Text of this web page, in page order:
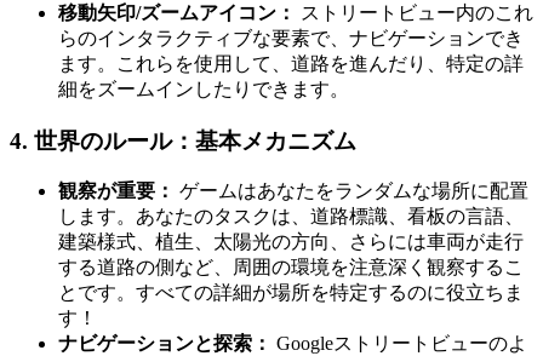
移動矢印/ズームアイコン：
ストリートビュー内のこれ
らのインタラクティブな要素で、ナビゲーションでき
ます。これらを使用して、道路を進んだり、特定の詳
細をズームインしたりできます。
4. 世界のルール：基本メカニズム
観察が重要： ゲームはあなたをランダムな場所に配置
します。あなたのタスクは、道路標識、看板の言語、
建築様式、植生、太陽光の方向、さらには車両が走行
する道路の側など、周囲の環境を注意深く観察するこ
とです。すべての詳細が場所を特定するのに役立ちま
す！
ナビゲーションと探索： Googleストリートビューのよ